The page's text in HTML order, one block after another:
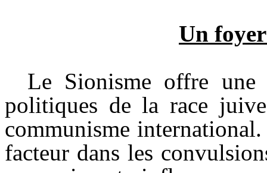
Un
Le Sionisme offre une
politiques de la race
communisme
facteur dans les